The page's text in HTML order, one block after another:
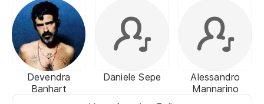
Devendra
Banhart
Daniele Sepe
Alessandro
Mannarino